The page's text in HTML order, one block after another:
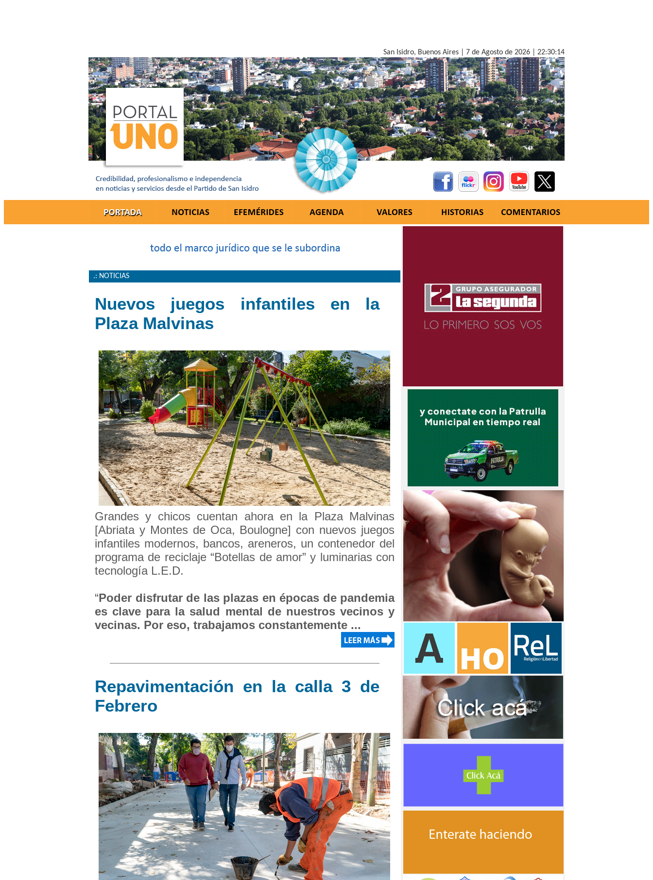
San Isidro, Buenos Aires | 7 de Agosto de 2026 | 22:30:16
.: NOTICIAS
Nuevos juegos infantiles en la
Plaza Malvinas
Grandes y chicos cuentan ahora en la Plaza Malvinas
[Abriata y Montes de Oca, Boulogne] con nuevos juegos
infantiles modernos, bancos, areneros, un contenedor del
programa de reciclaje “Botellas de amor” y luminarias con
tecnología L.E.D.
“Poder disfrutar de las plazas en épocas de pandemia
es clave para la salud mental de nuestros vecinos y
vecinas. Por eso, trabajamos constantemente ...
Repavimentación en la calla 3 de
Febrero